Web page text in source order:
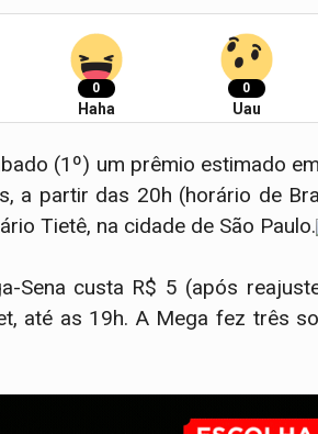
0
Haha
0
Uau
(1º) um prêmio estimado
a partir das 20h (horário de
Tietê, na cidade de São Paulo.
Sena custa R$ 5 (após
até as 19h. A Mega fez três